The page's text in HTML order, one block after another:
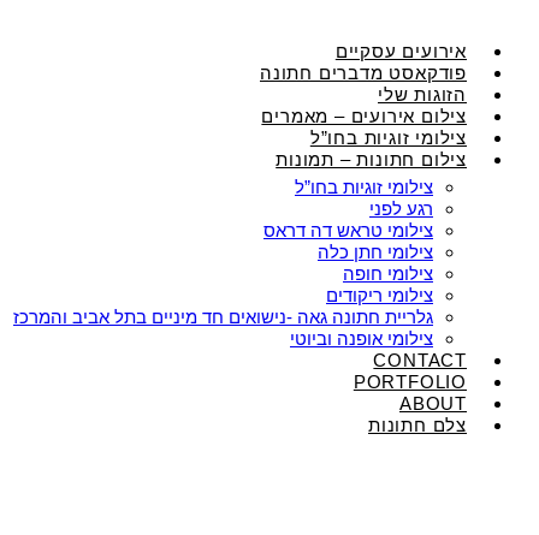
אירועים עסקיים
פודקאסט מדברים חתונה
הזוגות שלי
צילום אירועים – מאמרים
צילומי זוגיות בחו”ל
צילום חתונות – תמונות
צילומי זוגיות בחו”ל
רגע לפני
צילומי טראש דה דראס
צילומי חתן כלה
צילומי חופה
צילומי ריקודים
גלריית חתונה גאה -נישואים חד מיניים בתל אביב והמרכז
צילומי אופנה וביוטי
CONTACT
PORTFOLIO
ABOUT
צלם חתונות